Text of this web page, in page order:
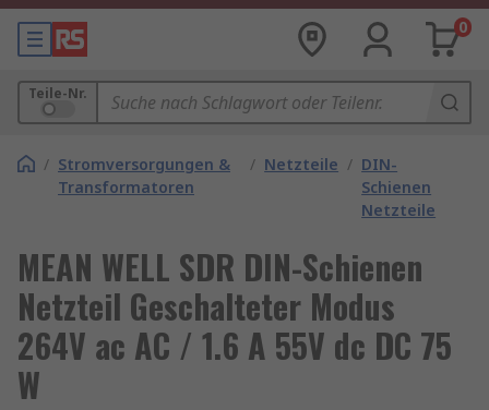
0
Teile-Nr.
/ Stromversorgungen &
Transformatoren
/ Netzteile / DIN-
Schienen
Netzteile
MEAN WELL SDR DIN-Schienen
Netzteil Geschalteter Modus
264V ac AC / 1.6 A 55V dc DC 75
W